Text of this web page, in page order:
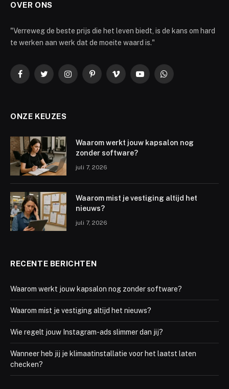
OVER ONS
"Verreweg de beste prijs die het leven biedt, is de kans om hard
te werken aan werk dat de moeite waard is."
FacebookTwitterInstagramPinterestVimeo YouTubeWhatsApp
ONZE KEUZES
Waarom werkt jouw kapsalon nog
zonder software?
juli 7, 2026
Waarom mist je vestiging altijd het
nieuws?
juli 7, 2026
RECENTE BERICHTEN
Waarom werkt jouw kapsalon nog zonder software?
Waarom mist je vestiging altijd het nieuws?
Wie regelt jouw Instagram-ads slimmer dan jij?
Wanneer heb jij je klimaatinstallatie voor het laatst laten
checken?